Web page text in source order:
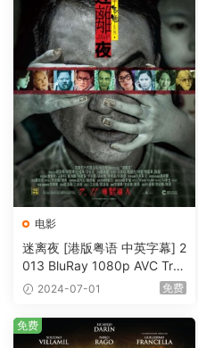
电影
迷离夜 [港版粤语 中英字幕] 2
013 BluRay 1080p AVC Tru
eHD5.1 [BDISO 22.64GB]
2024-07-01 免费
免费